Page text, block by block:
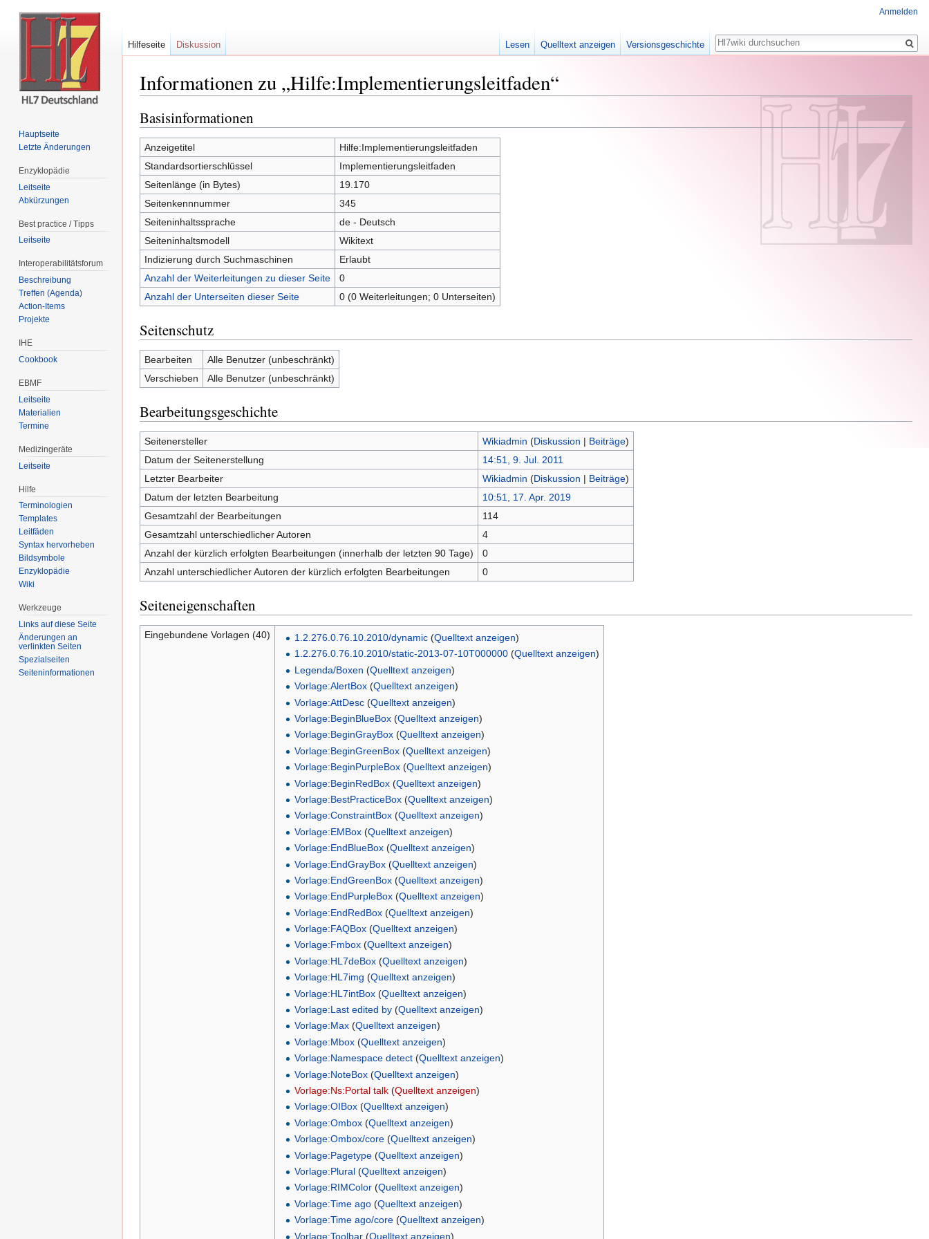
Informationen zu „Hilfe:Implementierungsleitfaden“
Basisinformationen
Anzeigetitel
Hilfe:Implementierungsleitfaden
Standardsortierschlüssel
Implementierungsleitfaden
Seitenlänge (in Bytes)
19.170
Seitenkennnummer
345
Seiteninhaltssprache
de - Deutsch
Seiteninhaltsmodell
Wikitext
Indizierung durch Suchmaschinen
Erlaubt
Anzahl der Weiterleitungen zu dieser Seite
0
Anzahl der Unterseiten dieser Seite
0 (0 Weiterleitungen; 0 Unterseiten)
Seitenschutz
Bearbeiten
Alle Benutzer (unbeschränkt)
Verschieben
Alle Benutzer (unbeschränkt)
Bearbeitungsgeschichte
Seitenersteller Wikiadmin (Diskussion | Beiträge)
Datum der Seitenerstellung
14:51, 9. Jul. 2011
Letzter Bearbeiter
Wikiadmin (Diskussion | Beiträge)
Datum der letzten Bearbeitung
10:51, 17. Apr. 2019
Gesamtzahl der Bearbeitungen
114
Gesamtzahl unterschiedlicher Autoren
4
Anzahl der kürzlich erfolgten Bearbeitungen (innerhalb der letzten 90 Tage)
0
Anzahl unterschiedlicher Autoren der kürzlich erfolgten Bearbeitungen
0
Seiteneigenschaften
Eingebundene Vorlagen (40) 1.2.276.0.76.10.2010/dynamic(Quelltext anzeigen)
1.2.276.0.76.10.2010/static-2013-07-10T000000(Quelltext anzeigen)
Legenda/Boxen (Quelltext anzeigen)
Vorlage:AlertBox(Quelltext anzeigen)
Vorlage:AttDesc(Quelltext anzeigen)
Vorlage:BeginBlueBox(Quelltext anzeigen)
Vorlage:BeginGrayBox(Quelltext anzeigen)
Vorlage:BeginGreenBox(Quelltext anzeigen)
Vorlage:BeginPurpleBox(Quelltext anzeigen)
Vorlage:BeginRedBox(Quelltext anzeigen)
Vorlage:BestPracticeBox(Quelltext anzeigen)
Vorlage:ConstraintBox(Quelltext anzeigen)
Vorlage:EMBox(Quelltext anzeigen)
Vorlage:EndBlueBox(Quelltext anzeigen)
Vorlage:EndGrayBox(Quelltext anzeigen)
Vorlage:EndGreenBox(Quelltext anzeigen)
Vorlage:EndPurpleBox(Quelltext anzeigen)
Vorlage:EndRedBox(Quelltext anzeigen)
Vorlage:FAQBox(Quelltext anzeigen)
Vorlage:Fmbox(Quelltext anzeigen)
Vorlage:HL7deBox(Quelltext anzeigen)
Vorlage:HL7img (Quelltext anzeigen)
Vorlage:HL7intBox(Quelltext anzeigen)
Vorlage:Last edited by(Quelltext anzeigen)
Vorlage:Max(Quelltext anzeigen)
Vorlage:Mbox(Quelltext anzeigen)
Vorlage:Namespace detect(Quelltext anzeigen)
Vorlage:NoteBox(Quelltext anzeigen)
Vorlage:Ns:Portal talk(Quelltext anzeigen)
Vorlage:OIBox(Quelltext anzeigen)
Vorlage:Ombox(Quelltext anzeigen)
Vorlage:Ombox/core(Quelltext anzeigen)
Vorlage:Pagetype(Quelltext anzeigen)
Vorlage:Plural(Quelltext anzeigen)
Vorlage:RIMColor(Quelltext anzeigen)
Vorlage:Time ago(Quelltext anzeigen)
Vorlage:Time ago/core(Quelltext anzeigen)
Vorlage:Toolbar(Quelltext anzeigen)
Anmelden
Hilfeseite Diskussion Lesen Quelltext anzeigen Versionsgeschichte
Suche
Hauptseite
Letzte Änderungen
Enzyklopädie
Leitseite
Abkürzungen
Best practice / Tipps
Leitseite
Interoperabilitätsforum
Beschreibung
Treffen (Agenda)
Action-Items
Projekte
IHE
Cookbook
EBMF
Leitseite
Materialien
Termine
Medizingeräte
Leitseite
Hilfe
Terminologien
Templates
Leitfäden
Syntax hervorheben
Bildsymbole
Enzyklopädie
Wiki
Werkzeuge
Links auf diese Seite
Änderungen an
verlinkten Seiten
Spezialseiten
Seiten­informationen